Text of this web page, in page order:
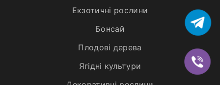
Екзотичні рослини
Бонсай
Плодові дерева
Ягідні культури